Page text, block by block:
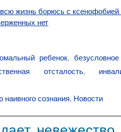
жизнь борюсь с ксенофобией
нет
ребенок,
отсталость,
наивного сознания, Новости